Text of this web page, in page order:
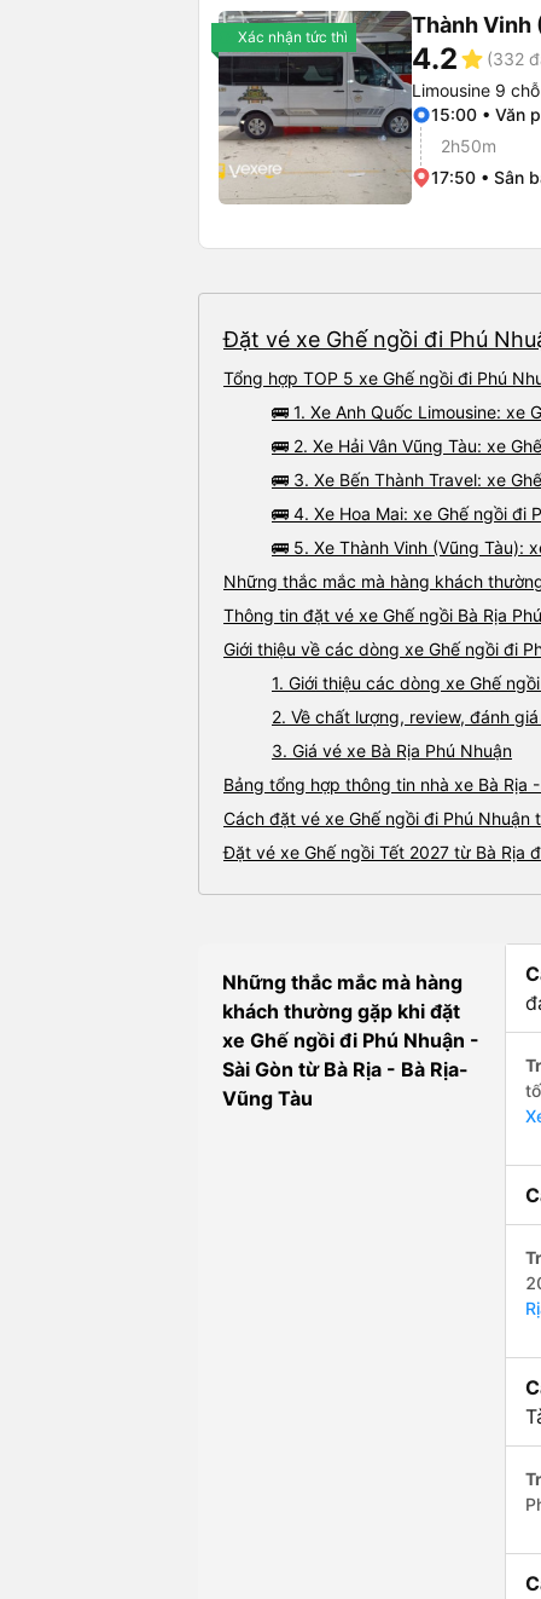
Xác nhận tức thì Thành Vinh
4.2star (332
Limousine 9 chỗ
15:00 • Văn
2h50m
17:50 • Sân
Đặt vé xe Ghế ngồi đi Phú
Tổng hợp TOP 5 xe Ghế ngồi đi Phú
🚌 1. Xe Anh Quốc Limousine: xe
🚌 2. Xe Hải Vân Vũng Tàu: xe
🚌 3. Xe Bến Thành Travel: xe
🚌 4. Xe Hoa Mai: xe Ghế ngồi đi
🚌 5. Xe Thành Vinh (Vũng Tàu):
Những thắc mắc mà hàng khách
Thông tin đặt vé xe Ghế ngồi Bà Rịa
Giới thiệu về các dòng xe Ghế ngồi đi
1. Giới thiệu các dòng xe Ghế
2. Về chất lượng, review, đánh
3. Giá vé xe Bà Rịa Phú Nhuận
Bảng tổng hợp thông tin nhà xe Bà Rịa
Cách đặt vé xe Ghế ngồi đi Phú Nhuận
Đặt vé xe Ghế ngồi Tết 2027 từ Bà Rịa đi
Những thắc mắc mà hàng
khách thường gặp khi đặt
xe Ghế ngồi đi Phú Nhuận -
Sài Gòn từ Bà Rịa - Bà Rịa-
Vũng Tàu